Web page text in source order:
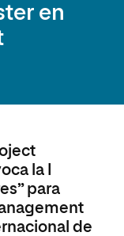
en
la I
para
de